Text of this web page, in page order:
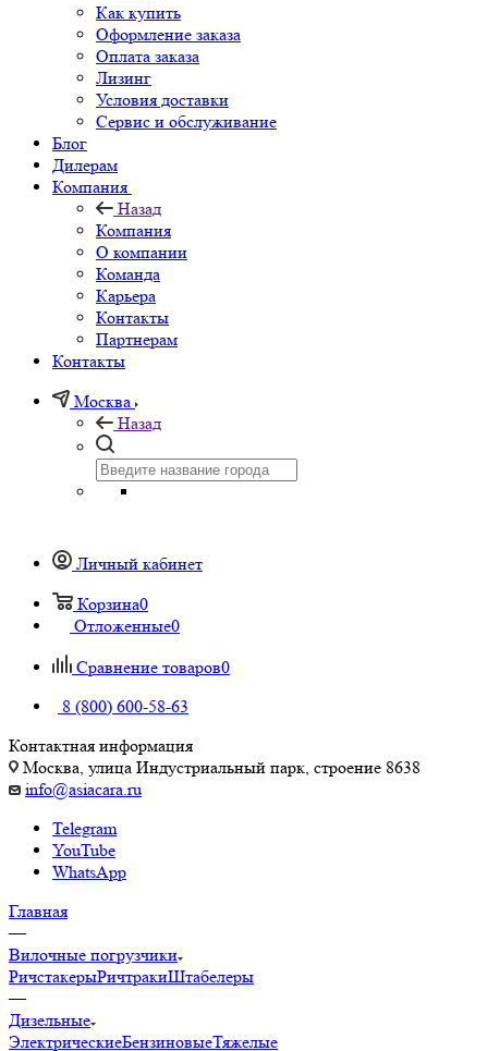
Как купить
Оформление заказа
Оплата заказа
Лизинг
Условия доставки
Сервис и обслуживание
Блог
Дилерам
Компания
Назад
Компания
О компании
Команда
Карьера
Контакты
Партнерам
Контакты
Москва
Назад
Личный кабинет
Корзина0
Отложенные0
Сравнение товаров0
8 (800) 600-58-63
Контактная информация
Москва, улица Индустриальный парк, строение 8638
info@asiacara.ru
Telegram
YouTube
WhatsApp
Главная
—
Вилочные погрузчики
РичстакерыРичтракиШтабелеры
—
Дизельные
ЭлектрическиеБензиновыеТяжелые